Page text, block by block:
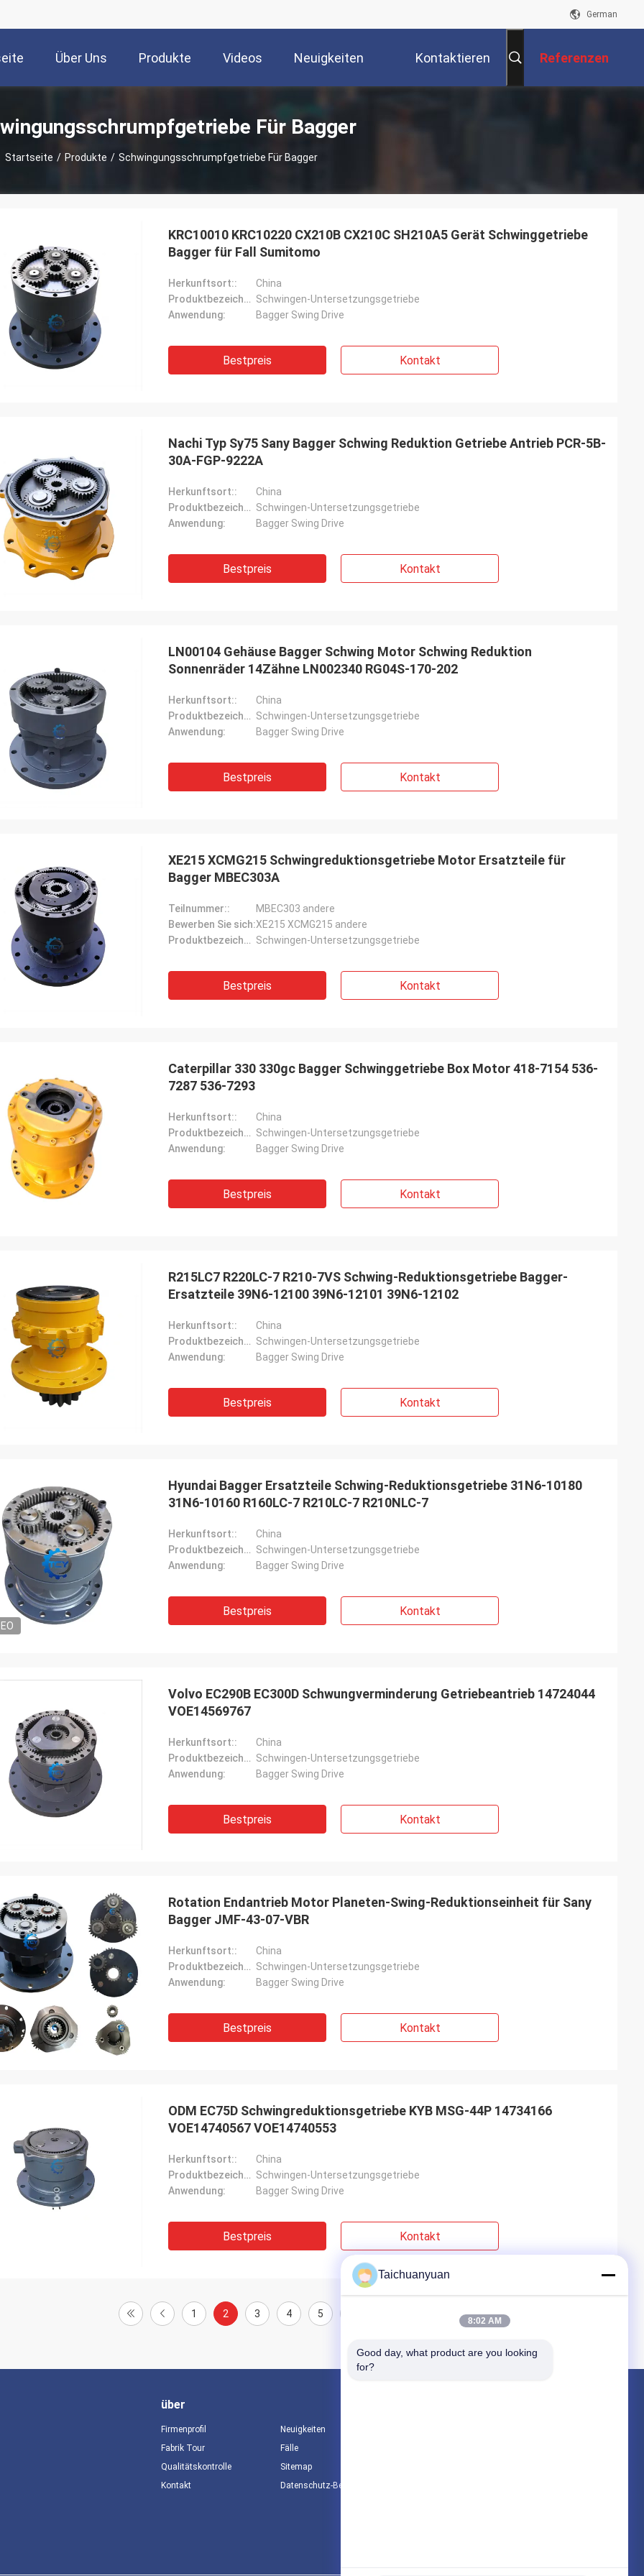
German
Über Uns Produkte Videos Neuigkeiten Kontaktieren Referenzen
Für Bagger
Startseite / Produkte / Schwingungsschrumpfgetriebe Für Bagger
KRC10010 KRC10220 CX210B CX210C SH210A5 Gerät Schwinggetriebe
Bagger für Fall Sumitomo
Herkunftsort::
China
Produktbezeichnung:: Schwingen-Untersetzungsgetriebe
Anwendung:
Bagger Swing Drive
Bestpreis Kontakt
Nachi Typ Sy75 Sany Bagger Schwing Reduktion Getriebe Antrieb PCR-5B-
30A-FGP-9222A
Herkunftsort::
China
Produktbezeichnung:: Schwingen-Untersetzungsgetriebe
Anwendung:
Bagger Swing Drive
Bestpreis Kontakt
LN00104 Gehäuse Bagger Schwing Motor Schwing Reduktion
Sonnenräder 14Zähne LN002340 RG04S-170-202
Herkunftsort::
China
Produktbezeichnung:: Schwingen-Untersetzungsgetriebe
Anwendung:
Bagger Swing Drive
Bestpreis Kontakt
XE215 XCMG215 Schwingreduktionsgetriebe Motor Ersatzteile für
Bagger MBEC303A
Teilnummer::
MBEC303 andere
Bewerben Sie sich:XE215 XCMG215 andere
Produktbezeichnung:: Schwingen-Untersetzungsgetriebe
Bestpreis Kontakt
Caterpillar 330 330gc Bagger Schwinggetriebe Box Motor 418-7154 536-
7287 536-7293
Herkunftsort::
China
Produktbezeichnung:: Schwingen-Untersetzungsgetriebe
Anwendung:
Bagger Swing Drive
Bestpreis Kontakt
R215LC7 R220LC-7 R210-7VS Schwing-Reduktionsgetriebe Bagger-
Ersatzteile 39N6-12100 39N6-12101 39N6-12102
Herkunftsort::
China
Produktbezeichnung:: Schwingen-Untersetzungsgetriebe
Anwendung:
Bagger Swing Drive
Bestpreis Kontakt
Hyundai Bagger Ersatzteile Schwing-Reduktionsgetriebe 31N6-10180
31N6-10160 R160LC-7 R210LC-7 R210NLC-7
Herkunftsort::
China
Produktbezeichnung:: Schwingen-Untersetzungsgetriebe
Anwendung:
Bagger Swing Drive
Bestpreis Kontakt
Volvo EC290B EC300D Schwungverminderung Getriebeantrieb 14724044
VOE14569767
Herkunftsort::
China
Produktbezeichnung:: Schwingen-Untersetzungsgetriebe
Anwendung:
Bagger Swing Drive
Bestpreis Kontakt
Rotation Endantrieb Motor Planeten-Swing-Reduktionseinheit für Sany
Bagger JMF-43-07-VBR
Herkunftsort::
China
Produktbezeichnung:: Schwingen-Untersetzungsgetriebe
Anwendung:
Bagger Swing Drive
Bestpreis Kontakt
ODM EC75D Schwingreduktionsgetriebe KYB MSG-44P 14734166
VOE14740567 VOE14740553
Herkunftsort::
China
Produktbezeichnung:: Schwingen-Untersetzungsgetriebe
Anwendung:
Bagger Swing Drive
Bestpreis Kontakt
1 2 3 4 5
über
Firmenprofil
Fabrik Tour
Qualitätskontrolle
Kontakt
Neuigkeiten
Fälle
Sitemap
Datenschutz-Bestimmungen
Taichuanyuan
8:02 AM
Good day, what product are you looking
for?